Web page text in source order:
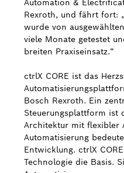
Automation &
Rexroth, und fährt fort:
wurde von
viele Monate getestet
breiten Praxiseinsatz.“
ctrlX CORE ist das
Bosch Rexroth. Ein
Steuerungsplattform ist
Architektur mit flexibler
Automatisierung
Entwicklung. ctrlX
Technologie die Basis.